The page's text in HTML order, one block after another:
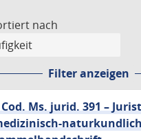
nach
Filter anzeigen
Ms. jurid. 391 –